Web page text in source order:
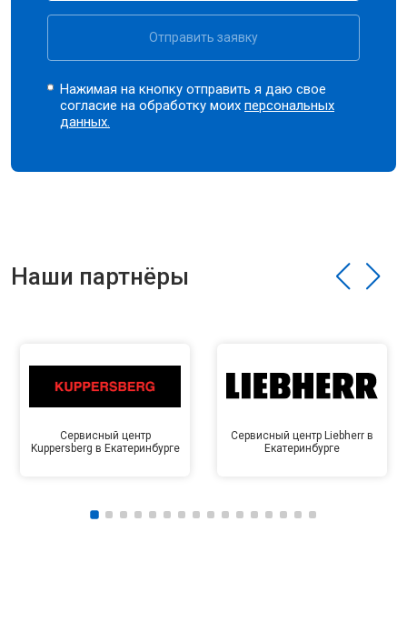
Отправить заявку
Нажимая на кнопку отправить я даю свое
согласие на обработку моихперсональных
данных.
Наши партнёры
Сервисный центр
Kuppersberg в Екатеринбурге
Сервисный центр Liebherr в
Екатеринбурге